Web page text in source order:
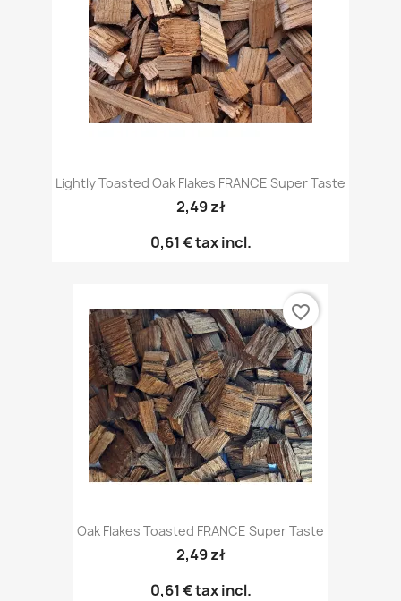
Lightly Toasted Oak Flakes FRANCE Super Taste
2,49 zł
0,61 €tax incl.
Oak Flakes Toasted FRANCE Super Taste
2,49 zł
0,61 €tax incl.
favorite_border